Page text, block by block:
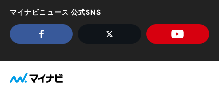
マイナビニュース 公式SNS